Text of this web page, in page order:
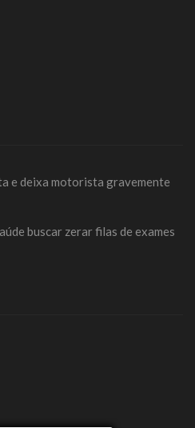
e deixa motorista gravemente
buscar zerar filas de exames